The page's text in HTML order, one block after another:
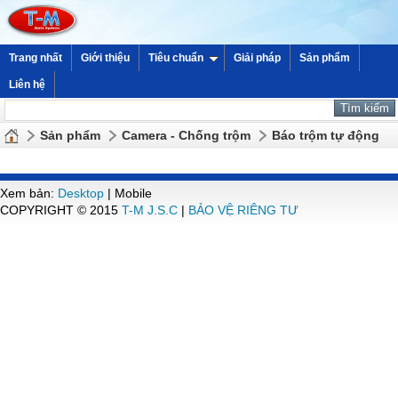
Trang nhất Giới thiệu Tiêu chuẩn Giải pháp Sản phẩm
Liên hệ
Sản phẩm Camera - Chống trộm Báo trộm tự động
Xem bản: Desktop | Mobile
COPYRIGHT © 2015 T-M J.S.C | BẢO VỆ RIÊNG TƯ